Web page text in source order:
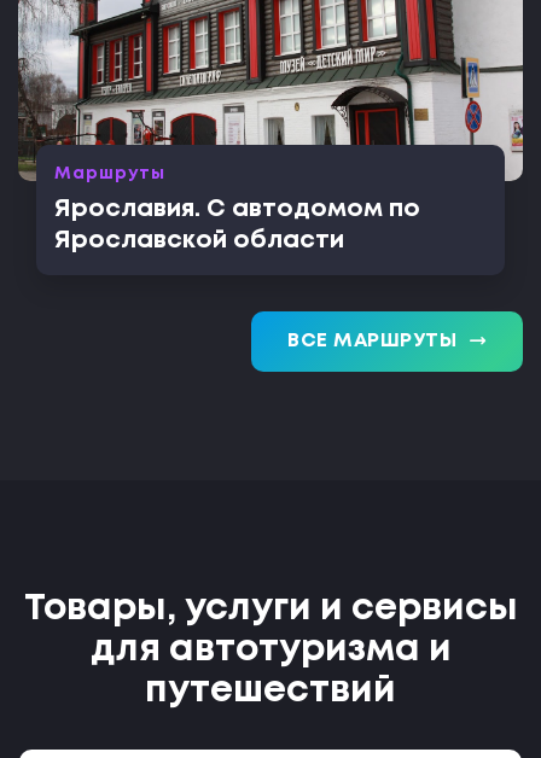
Маршруты
Ярославия. С автодомом по
Ярославской области
ВСЕ МАРШРУТЫ trending_flat
Товары, услуги и сервисы
для автотуризма и
путешествий